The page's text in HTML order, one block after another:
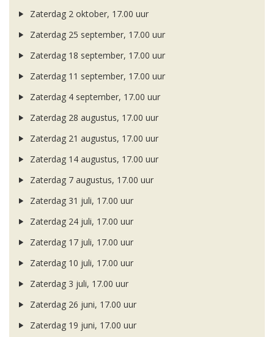
Zaterdag 2 oktober, 17.00 uur
Zaterdag 25 september, 17.00 uur
Zaterdag 18 september, 17.00 uur
Zaterdag 11 september, 17.00 uur
Zaterdag 4 september, 17.00 uur
Zaterdag 28 augustus, 17.00 uur
Zaterdag 21 augustus, 17.00 uur
Zaterdag 14 augustus, 17.00 uur
Zaterdag 7 augustus, 17.00 uur
Zaterdag 31 juli, 17.00 uur
Zaterdag 24 juli, 17.00 uur
Zaterdag 17 juli, 17.00 uur
Zaterdag 10 juli, 17.00 uur
Zaterdag 3 juli, 17.00 uur
Zaterdag 26 juni, 17.00 uur
Zaterdag 19 juni, 17.00 uur